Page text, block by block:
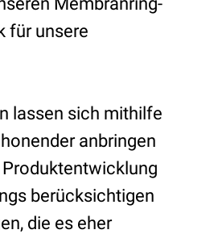
für unsere
lassen sich mithilfe
anbringen
berücksichtigen
die es eher